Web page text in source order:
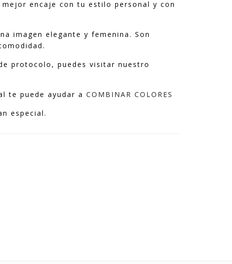
encaje con tu estilo personal y con
imagen elegante y femenina. Son
protocolo, puedes visitar nuestro
te puede ayudar a COMBINAR COLORES
especial.